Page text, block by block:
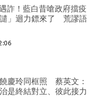
詐！藍白昔嗆政府擋疫
」迴力鏢來了 荒謬語
慶玲同框照 蔡英文：
是終結對立、彼此接力